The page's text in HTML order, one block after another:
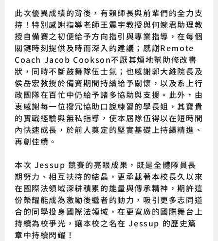
此次優異成績的背後，有賴師長與前輩們的全力支
持！特別感謝指導老師王震宇教授與何婉君助理教
授自備賽之初便給予方向指引與專業指導，在每個
關鍵時刻提供及時而深入的建議；感謝Remote
Coach Jacob Cookson不厭其煩地幫助修改書
狀，同時不斷鼓舞隊伍士氣；也感謝郭大維院長及
侯岳宏教授於備賽期間持續給予關懷，以及系上行
政團隊在百忙中仍給予諸多協助與支援。此外，由
衷感謝每一位撥冗協助口說練習的學長姐，其寶貴
的實戰經驗與無私指導，使本屆隊伍得以在短時間
內快速成長，於前人奠定的堅實基礎上持續精進、
再創佳績。
本次 Jessup 競賽的亮眼成果，既是全體隊員長
期努力、相互扶持的結晶，更承載著本校長久以來
在國際法領域深耕積累的能量與傳承精神，期許這
份榮耀能成為激勵後繼者的動力，吸引更多志同道
合的同學投身國際法領域，在更寬廣的國際舞台上
持續為校爭光，讓本校之名在 Jessup 的歷史篇
章中持續閃耀！